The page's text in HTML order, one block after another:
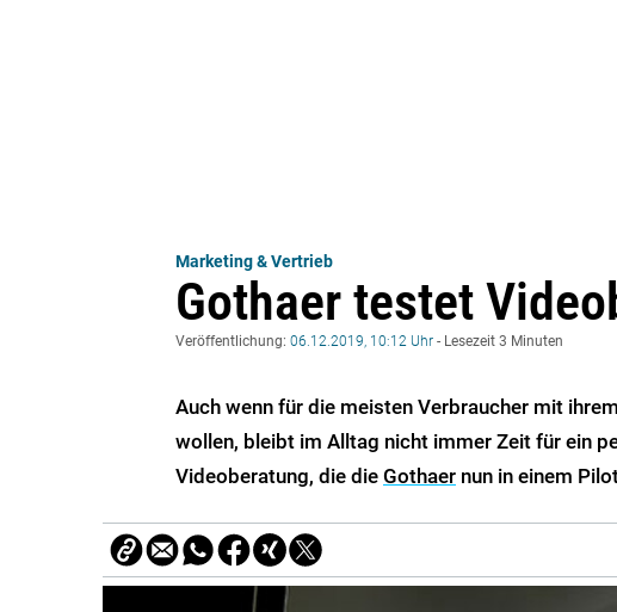
Marketing & Vertrieb
Gothaer testet
Veröffentlichung: 06.12.2019, 10:12 Uhr - Lesezeit 3 Minuten
Auch wenn für die meisten Verbraucher mit
wollen, bleibt im Alltag nicht immer Zeit für ein
Videoberatung, die die Gothaer nun in einem